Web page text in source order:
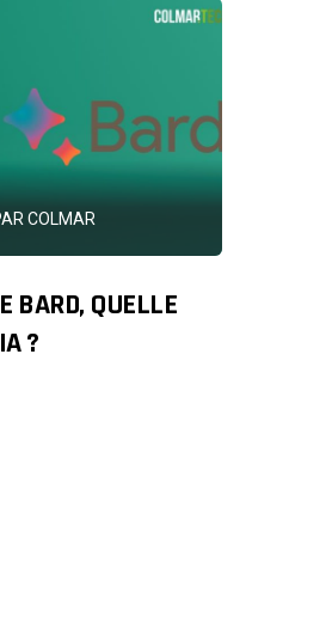
COLMAR
BARD, QUELLE
?